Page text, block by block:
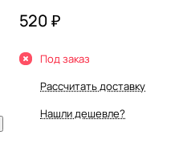
520 ₽
Под заказ
Рассчитать доставку
Нашли дешевле?